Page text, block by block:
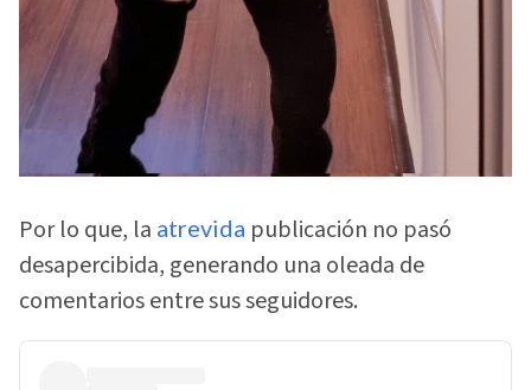
Por lo que, la atrevida publicación no pasó
desapercibida, generando una oleada de
comentarios entre sus seguidores.